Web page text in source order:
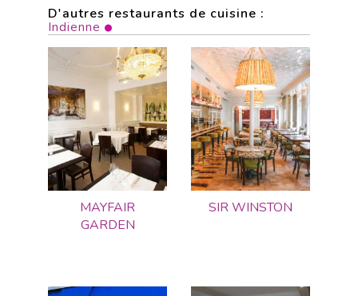
D'autres restaurants de cuisine :
Indienne
MAYFAIR
GARDEN
SIR WINSTON